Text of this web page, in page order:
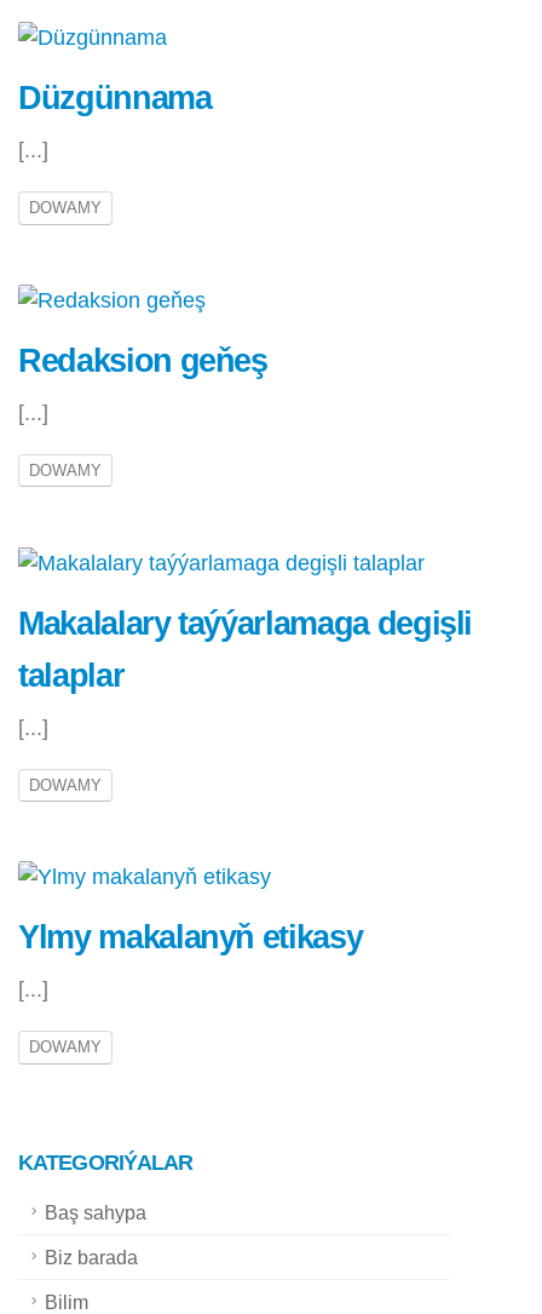
Düzgünnama
[...]
DOWAMY
Redaksion geňeş
[...]
DOWAMY
Makalalary taýýarlamaga degişli
talaplar
[...]
DOWAMY
Ylmy makalanyň etikasy
[...]
DOWAMY
KATEGORIÝALAR
Baş sahypa
Biz barada
Bilim